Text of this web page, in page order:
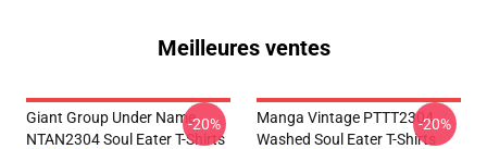
Meilleures ventes
Giant Group Under Name
NTAN2304 Soul Eater T-Shirts
-20%
Manga Vintage PTTT2304
Washed Soul Eater T-Shirts
-20%